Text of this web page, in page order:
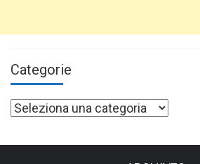
Categorie
Categorie